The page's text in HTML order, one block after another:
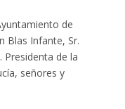
de
Blas Infante, Sr.
Presidenta de la
señores y